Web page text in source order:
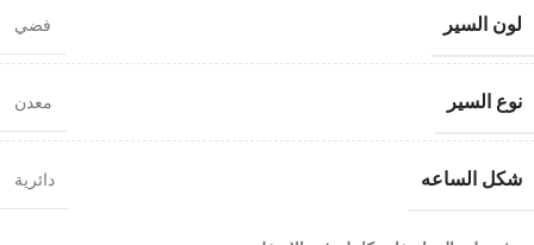
لون السير فضي
نوع السير معدن
شكل الساعه دائرية